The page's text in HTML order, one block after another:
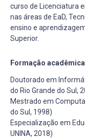
curso de Licenciatura
nas áreas de EaD,
ensino e
Superior.
Formação acadêmica
Doutorado em
do Rio Grande do Sul,
Mestrado em
do Sul, 1998)
Especialização em
UNINA, 2018)